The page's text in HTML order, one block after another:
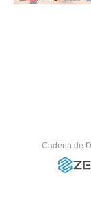
Cadena de